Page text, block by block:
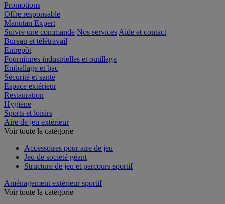
Promotions
Offre responsable
Manutan Expert
Suivre une commande Nos services Aide et contact
Bureau et télétravail
Entrepôt
Fournitures industrielles et outillage
Emballage et bac
Sécurité et santé
Espace extérieur
Restauration
Hygiène
Sports et loisirs
Aire de jeu extérieur
Voir toute la catégorie
Accessoires pour aire de jeu
Jeu de société géant
Structure de jeu et parcours sportif
Aménagement extérieur sportif
Voir toute la catégorie